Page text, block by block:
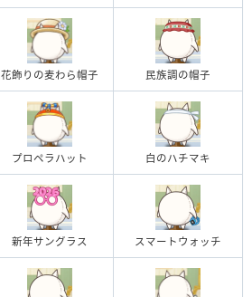
花飾りの麦わら帽子 民族調の帽子
プロペラハット 白のハチマキ
新年サングラス スマートウォッチ